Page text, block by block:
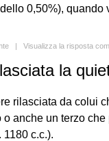
0,50%),
| Visualizza la risposta
la
rilasciata da colui
anche un terzo
1180 c.c.).